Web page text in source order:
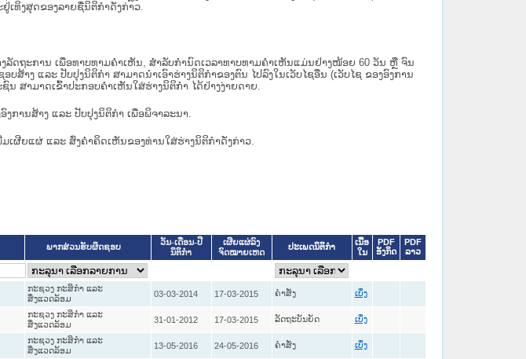
ທິງສຸດຂອງລາຍຊື່ນິຕິກໍາດັ່ງກ່າວ.
ດຖະການ ເພື່ອທາບທາມຄຳເຫັນ, ສໍາລັບກໍານົດເວລາທາບທາມຄໍາເຫັນແມ່ນຢ່າງໜ້ອຍ 60 ວັນ ຫຼື ຈົນ
ງ ແລະ ປັບປຸງນິຕິກໍາ ສາມາດນຳເອົາຮ່າງນິຕິກຳຂອງຕົນ ໄປລົງໃນ​ເວັບ​ໄຊ​ອື່ນ (ເວັບ​ໄຊ​ ຂອງອົງການ
ສາມາດເຂົ້າປະກອບຄໍາເຫັນໃສ່ຮ່າງນິຕິກຳ ໄດ້ຢ່າງງ່າຍດາຍ.
ານສ້າງ ແລະ ປັບປຸງນິຕິກຳ ເພື່ອພິຈາລະນາ.
ເຜີຍແຜ່ ແລະ ສົ່ງຄຳຄິດເຫັນຂອງທ່ານໃສ່ຮ່າງນິຕິກຳດັ່ງກ່າວ.
ພາກສ່ວນຮັບຜິດຊອບ
ວັນ-ເດືອນ-ປີ
ນິຕິກໍາ
ເຜີຍແຜ່ລົງ
ຈົດໝາຍເຫດ
ປະເພດນິຕິກຳ
ເນື້ອ
ໃນ
PDF
ອັງກິດ
PDF
ລາວ
ກະຊວງ ກະສິກຳ ແລະ
ສິ່ງແວດລ້ອມ
03-03-2014 17-03-2015 ຄໍາສັ່ງ ເບິ່ງ
ກະຊວງ ກະສິກຳ ແລະ
ສິ່ງແວດລ້ອມ
31-01-2012 17-03-2015 ລັດຖະບັນຍັດ ເບິ່ງ
ກະຊວງ ກະສິກຳ ແລະ
ສິ່ງແວດລ້ອມ
13-05-2016 24-05-2016 ຄໍາສັ່ງ ເບິ່ງ